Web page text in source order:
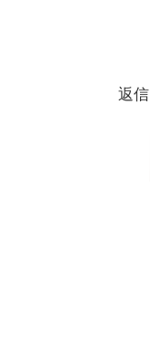
返信